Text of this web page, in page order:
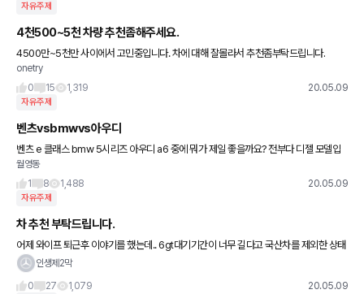
자유주제
4천500~5천 차량 추천좀해주세요.
4500만~5천만 사이에서 고민중입니다. 차에 대해 잘몰라서 추천좀부탁드립니다.
onetry
0
15 1,319 20.05.09
자유주제
벤츠vsbmwvs아우디
벤츠 e 클래스 bmw 5시리즈 아우디 a6 중에 뭐가 제일 좋을까요? 전부다 디젤 모델입
니다.
월영동
1
8 1,488 20.05.09
자유주제
차 추천 부탁드립니다.
어제 와이프 퇴근후 이야기를 했는데.. 6gt대기기간이 너무 길다고 국산차를 제외한 상태
에서 다른 차 알아보라고 합니다. 가장 유력한 차종이 와이프랑 매장가서 같이봤던 E300
인생제2막
0
27 1,079 20.05.09